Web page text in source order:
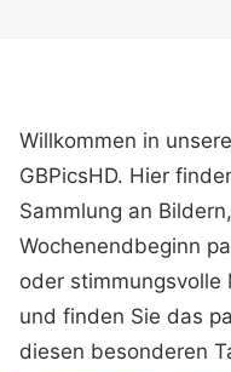
Willkommen in
GBPicsHD. Hier
Sammlung an
Wochenendbeginn
oder stimmungsvolle
und finden Sie das
diesen besonderen